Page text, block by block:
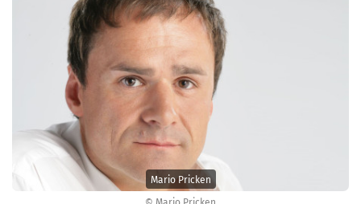
Mario Pricken